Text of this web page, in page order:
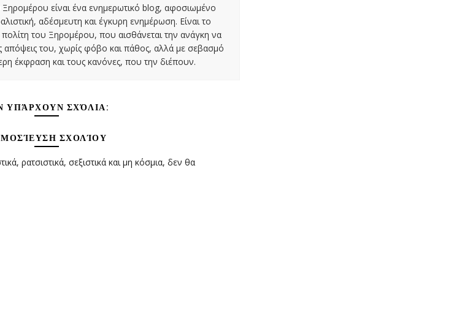
είναι ένα ενημερωτικό blog, αφοσιωμένο
αδέσμευτη και έγκυρη ενημέρωση. Είναι το
του Ξηρομέρου, που αισθάνεται την ανάγκη να
απόψεις του, χωρίς φόβο και πάθος, αλλά με σεβασμό
έκφραση και τους κανόνες, που την διέπουν.
ΥΠΆΡΧΟΥΝ ΣΧΌΛΙΑ:
ΣΧΟΛΊΟΥ
ρατσιστικά, σεξιστικά και μη κόσμια, δεν θα